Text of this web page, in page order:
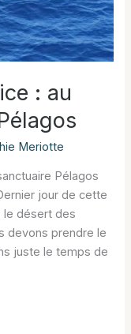
: au
Meriotte
Pélagos
jour de cette
le désert des
devons prendre le
juste le temps de